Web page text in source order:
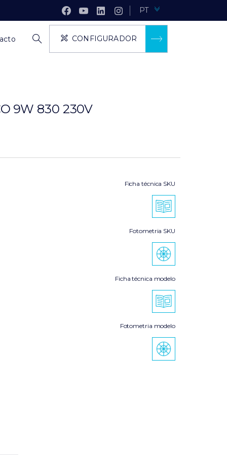
PT
CONFIGURADOR
9W 830 230V
Ficha técnica SKU
Fotometria SKU
Ficha técnica modelo
Fotometria modelo